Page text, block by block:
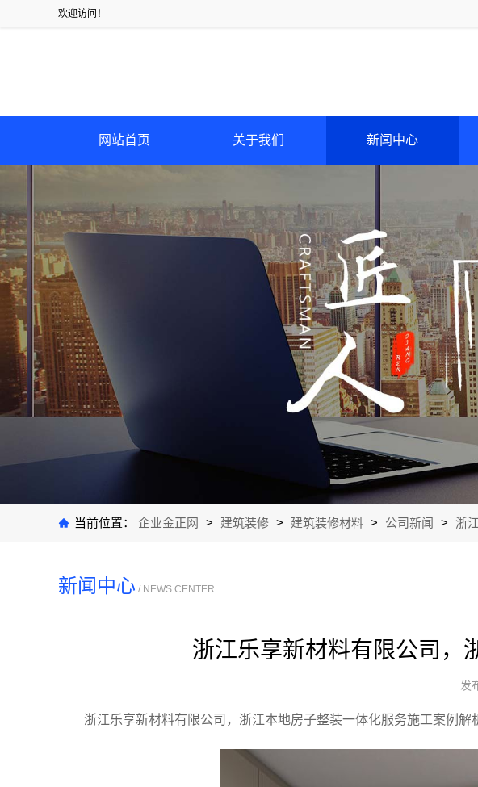
欢迎访问！
网站首页 关于我们 新闻中心
当前位置： 企业金正网 > 建筑装修 > 建筑装修材料 > 公司新闻 > 浙
新闻中心 / NEWS CENTER
浙江乐享新材料有限公司，
发
浙江乐享新材料有限公司，浙江本地房子整装一体化服务施工案例解